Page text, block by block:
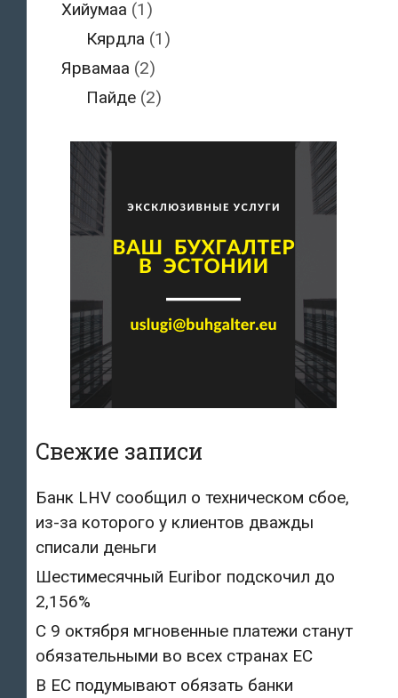
Хийумаа (1)
Кярдла (1)
Ярвамаа (2)
Пайде (2)
Свежие записи
Банк LHV сообщил о техническом сбое,
из-за которого у клиентов дважды
списали деньги
Шестимесячный Euribor подскочил до
2,156%
С 9 октября мгновенные платежи станут
обязательными во всех странах ЕС
В ЕС подумывают обязать банки